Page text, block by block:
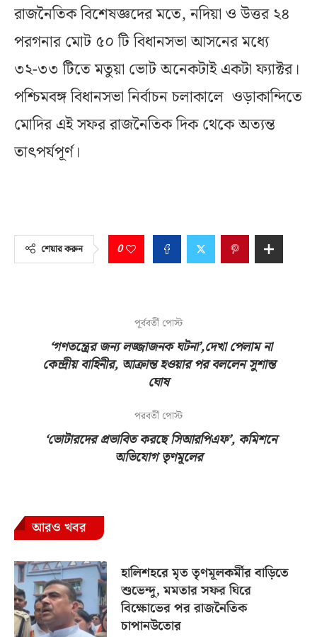
রাজনৈতিক বিশেষজ্ঞদের মতে, নদিয়া ও উত্তর ২৪
পরগনার মোট ৫০ টি বিধানসভা আসনের মধ্যে
৩২-৩৩ টিতে মতুয়া ভোট অনেকটাই একটা ফ্যাক্টর।
পশ্চিমবঙ্গ বিধানসভা নির্বাচন চলাকালে ওড়াকান্দিতে
মোদির এই সফর রাজনৈতিক দিক থেকে অত্যন্ত
তাৎপর্যপূর্ণ।
শেয়ার করুন 0
পূর্ববর্তী পোস্ট
‘গণতন্ত্রের জন্য লজ্জাজনক ঘটনা’,দেখা পেলাম না
কেন্দ্রীয় বাহিনীর, আক্রান্ত হওয়ার পর বললেন সুশান্ত
ঘোষ
পরবর্তী পোস্ট
‘ভোটারদের প্রভাবিত করছে সিআরপিএফ’, কমিশনে
অভিযোগ তৃণমূলের
আরও খবর
হালিশহরে মৃত তৃণমূলকর্মীর বাড়িতে
শুভেন্দু, মমতার সফর ঘিরে
বিক্ষোভের পর রাজনৈতিক
চাপানউতোর